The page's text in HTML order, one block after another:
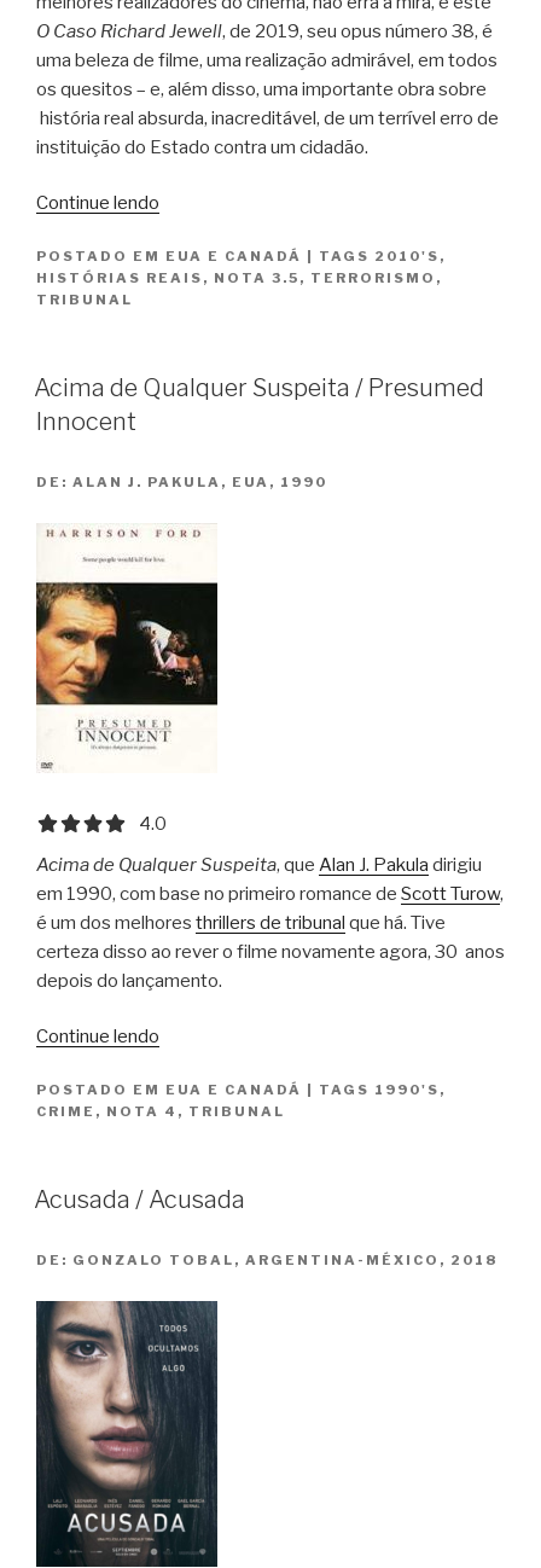
O Caso Richard Jewell, de 2019, seu opus número 38, é
uma beleza de filme, uma realização admirável, em todos
os quesitos – e, além disso, uma importante obra sobre
história real absurda, inacreditável, de um terrível erro de
instituição do Estado contra um cidadão.
Continue lendo
Richard
Jewell
Jewell”
POSTADO EM EUA E CANADÁ | TAGS 2010'S ,
HISTÓRIAS REAIS , NOTA 3.5 , TERRORISMO ,
TRIBUNAL
Acima de Qualquer Suspeita / Presumed
Innocent
DE: ALAN J. PAKULA, EUA, 1990
4.0 out of 5.0 stars
4.0
Acima de Qualquer Suspeita, que Alan J. Pakula dirigiu
em 1990, com base no primeiro romance de Scott Turow,
é um dos melhores thrillers de tribunal que há. Tive
certeza disso ao rever o filme novamente agora, 30 anos
depois do lançamento.
Continue lendo
Qualquer
Suspeita
Innocent”
POSTADO EM EUA E CANADÁ | TAGS 1990'S ,
CRIME , NOTA 4 , TRIBUNAL
Acusada / Acusada
DE: GONZALO TOBAL, ARGENTINA-MÉXICO, 2018